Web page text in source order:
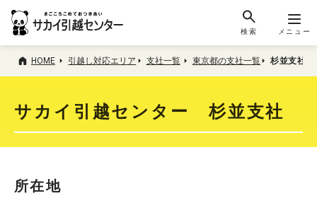
検索 メニュー
HOME 引越し対応エリア 支社一覧 東京都の支社一覧 杉並支社
サカイ引越センター 杉並支社
所在地